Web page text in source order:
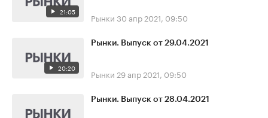
21:05 Рынки 30 апр 2021, 09:50
20:20
Рынки. Выпуск от 29.04.2021
Рынки 29 апр 2021, 09:50
Рынки. Выпуск от 28.04.2021